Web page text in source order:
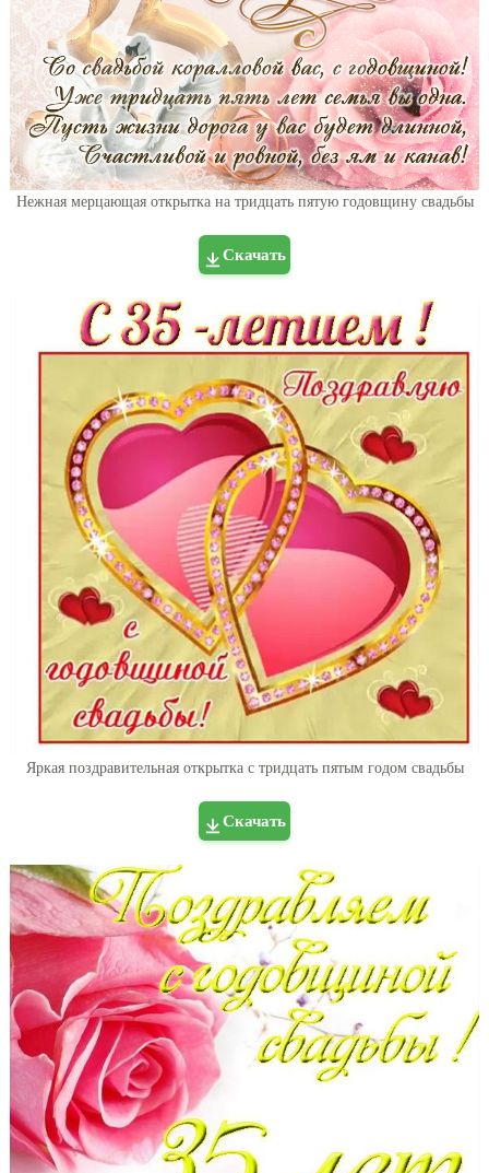
Нежная мерцающая открытка на тридцать пятую годовщину свадьбы
Скачать
Яркая поздравительная открытка с тридцать пятым годом свадьбы
Скачать